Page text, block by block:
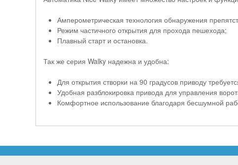
Амперометрическая технология обнаружения
Режим частичного открытия для прохода пешехода;
Плавный старт и остановка.
Так же серия Walky надежна и удобна:
Для открытия створки на 90 градусов приводу
Удобная разблокировка привода для управления
Комфортное использование благодаря бесшумной